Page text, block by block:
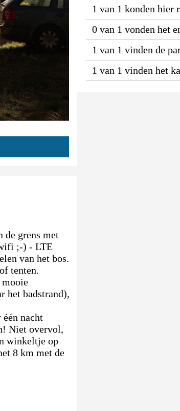
de grens met
;-) - LTE
van het bos.
tenten.
het badstrand),
nacht
Niet overvol,
winkeltje op
8 km met de
1 van 1 konden hier
0 van 1 vonden het
1 van 1 vinden de
1 van 1 vinden het